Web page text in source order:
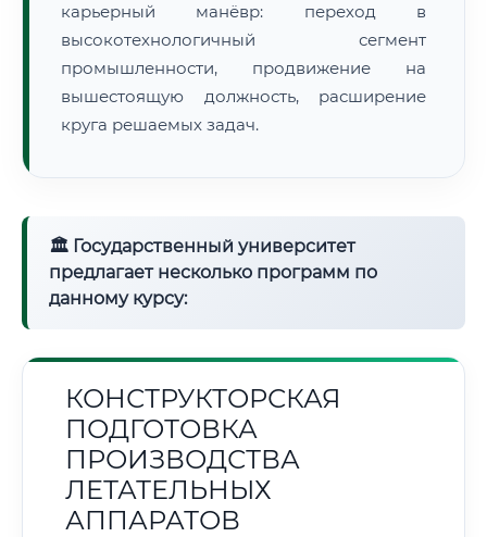
карьерный манёвр: переход в
высокотехнологичный сегмент
промышленности, продвижение на
вышестоящую должность, расширение
круга решаемых задач.
🏛 Государственный университет
предлагает несколько программ по
данному курсу:
КОНСТРУКТОРСКАЯ
ПОДГОТОВКА
ПРОИЗВОДСТВА
ЛЕТАТЕЛЬНЫХ
АППАРАТОВ